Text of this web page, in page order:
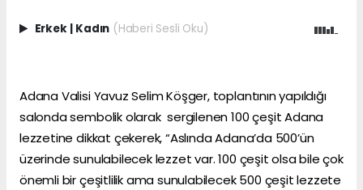
Erkek | Kadın (Haberi Sesli Oku)
Adana Valisi Yavuz Selim Köşger, toplantının yapıldığı
salonda sembolik olarak sergilenen 100 çeşit Adana
lezzetine dikkat çekerek, “Aslında Adana’da 500’ün
üzerinde sunulabilecek lezzet var. 100 çeşit olsa bile çok
önemli bir çeşitlilik ama sunulabilecek 500 çeşit lezzete